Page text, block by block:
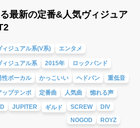
最新の定番&人気ヴィジュア
ィジュアル系(V系) エンタメ
ィジュアル系 2015年 ロックバンド
性ボーカル かっこいい ヘドバン 重低音
ップテンポ 定番曲 人気曲 惚れる声
JUPITER ギルド SCREW
DIV
NOGOD
ROYZ